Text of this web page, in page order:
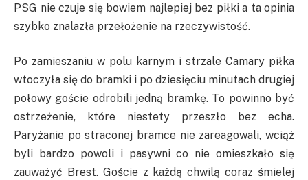
PSG nie czuje się bowiem najlepiej bez piłki a ta opinia
szybko znalazła przełożenie na rzeczywistość.
Po zamieszaniu w polu karnym i strzale Camary piłka
wtoczyła się do bramki i po dziesięciu minutach drugiej
połowy goście odrobili jedną bramkę. To powinno być
ostrzeżenie, które niestety przeszło bez echa.
Paryżanie po straconej bramce nie zareagowali, wciąż
byli bardzo powoli i pasywni co nie omieszkało się
zauważyć Brest. Goście z każdą chwilą coraz śmielej